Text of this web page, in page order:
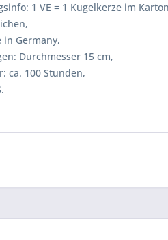
1 VE = 1 Kugelkerze im
in Germany,
Durchmesser 15 cm,
ca. 100 Stunden,